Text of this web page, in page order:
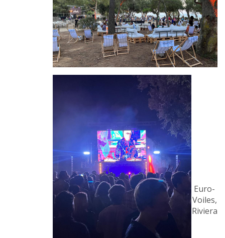
Euro-
Voiles,
Riviera